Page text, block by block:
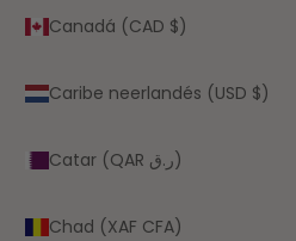
Canadá (CAD $)
Caribe neerlandés (USD $)
Catar (QAR ر.ق)
Chad (XAF CFA)